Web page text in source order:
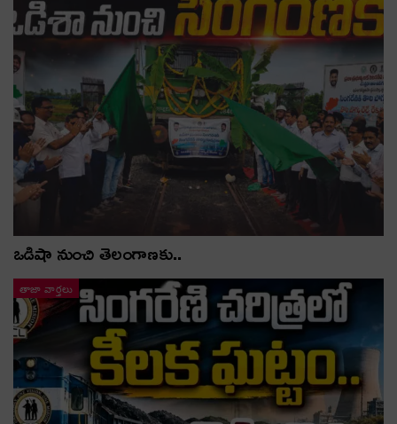
ఒడిషా నుంచి తెలంగాణ‌కు..
తాజా వార్తలు